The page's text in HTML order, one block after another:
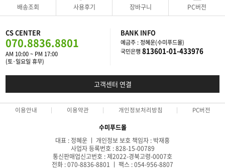
배송조회 사용후기 장바구니 PC버전
CS CENTER
070.8836.8801
AM 10:00 ~ PM 17:00
(토·일요일 휴무)
BANK INFO
예금주 : 정혜운(수미푸드몰)
국민은행 813601-01-433976
고객센터 연결
이용안내 이용약관 개인정보처리방침 PC버전
수미푸드몰
대표 : 정혜운 ㅣ 개인정보 보호 책임자 : 박재흥
사업자 등록번호 : 828-15-00789
통신판매업신고번호 : 제2022-경북고령-0007호
전화 : 070-8836-8801 ㅣ 팩스 : 054-956-8807